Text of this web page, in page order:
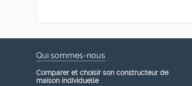
Qui sommes-nous
Comparer et choisir son constructeur de
maison individuelle